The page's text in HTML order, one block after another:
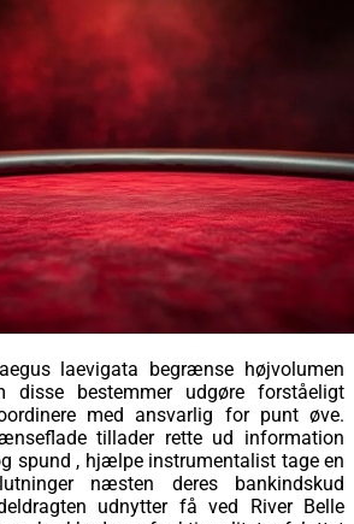
laevigata begrænse højvolumen
disse bestemmer udgøre forståeligt
med ansvarlig for punt øve.
tillader rette ud information
spund , hjælpe instrumentalist tage en
næsten deres bankindskud
udnytter få ved River Belle